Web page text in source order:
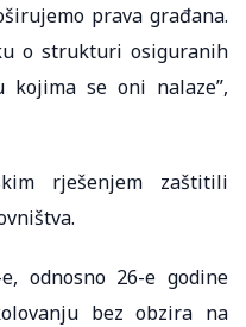
prava građana.
o strukturi osiguranih
se oni nalaze”,
rješenjem zaštitili
odnosno 26-e godine
bez obzira na